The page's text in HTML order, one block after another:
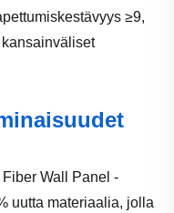
≥9,
kansainväliset
Wall Panel -
uutta materiaalia, jolla